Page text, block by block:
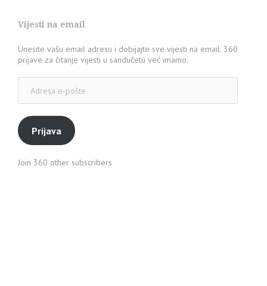
Vijesti na email
Unesite vašu email adresu i dobijajte sve vijesti na email. 360
prijave za čitanje vijesti u sandučetu već imamo.
pošte
Prijava
Join 360 other subscribers